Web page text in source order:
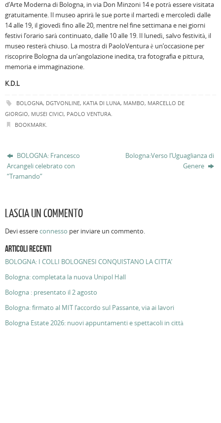
d’Arte Moderna di Bologna, in via Don Minzoni 14 e potrà essere visitata
gratuitamente. Il museo aprirà le sue porte il martedì e mercoledì dalle
14 alle 19, il giovedì fino alle 20, mentre nel fine settimana e nei giorni
festivi l’orario sarà continuato, dalle 10 alle 19. Il lunedì, salvo festività, il
museo resterà chiuso. La mostra di PaoloVentura è un’occasione per
riscoprire Bologna da un’angolazione inedita, tra fotografia e pittura,
memoria e immaginazione.
K.D.L
BOLOGNA, DGTVONLINE, KATIA DI LUNA, MAMBO, MARCELLO DE
GIORGIO, MUSEI CIVICI, PAOLO VENTURA.
BOOKMARK.
BOLOGNA: Francesco
Arcangeli celebrato con
“Tramando”
Bologna:Verso l’Uguaglianza di
Genere
LASCIA UN COMMENTO
Devi essereconnesso per inviare un commento.
ARTICOLI RECENTI
BOLOGNA: I COLLI BOLOGNESI CONQUISTANO LA CITTA’
Bologna: completata la nuova Unipol Hall
Bologna : presentato il 2 agosto
Bologna: firmato al MIT l’accordo sul Passante, via ai lavori
Bologna Estate 2026: nuovi appuntamenti e spettacoli in città